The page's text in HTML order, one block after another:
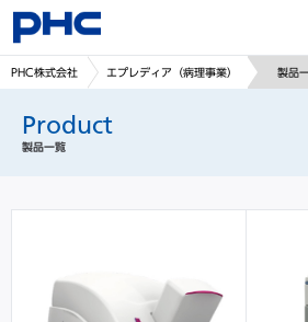
PHC株式会社 エプレディア（病理事業） 製品
Product
製品一覧